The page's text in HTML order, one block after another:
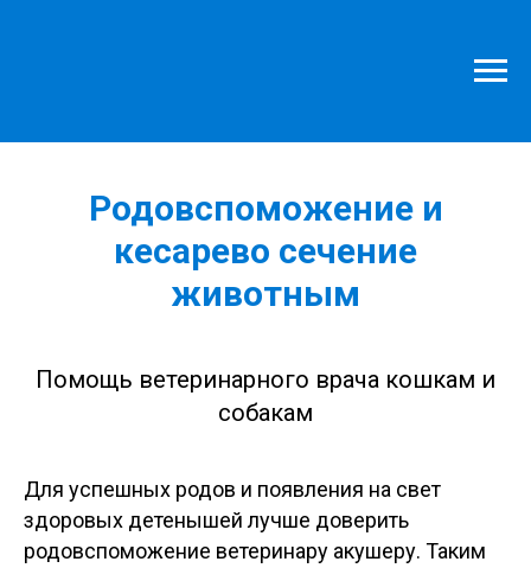
Родовспоможение и
кесарево сечение
животным
Помощь ветеринарного врача кошкам и
собакам
Для успешных родов и появления на свет
здоровых детенышей лучше доверить
родовспоможение ветеринару акушеру. Таким